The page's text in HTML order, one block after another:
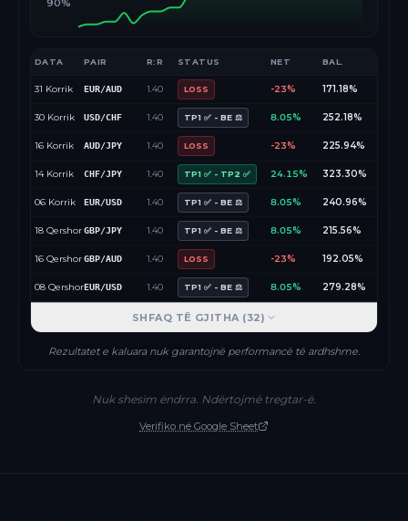
90%
DATA PAIR R:R STATUS NET BAL.
31 Korrik EUR/AUD 1.40 LOSS -23% 171.18%
30 Korrik USD/CHF 1.40 TP1 ✅ - BE ⚖️ 8.05% 252.18%
16 Korrik AUD/JPY 1.40 LOSS -23% 225.94%
14 Korrik CHF/JPY 1.40 TP1 ✅ - TP2 ✅ 24.15% 323.30%
06 Korrik EUR/USD 1.40 TP1 ✅ - BE ⚖️ 8.05% 240.96%
18 QershorGBP/JPY 1.40 TP1 ✅ - BE ⚖️ 8.05% 215.56%
16 QershorGBP/AUD 1.40 LOSS -23% 192.05%
08 QershorEUR/USD 1.40 TP1 ✅ - BE ⚖️ 8.05% 279.28%
SHFAQ TË GJITHA (32)
Rezultatet e kaluara nuk garantojnë performancë të ardhshme.
Nuk shesim ëndrra. Ndërtojmë tregtar-ë.
Verifiko në Google Sheet